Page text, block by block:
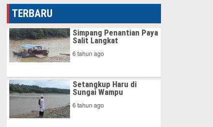
TERBARU
Simpang Penantian Paya
Salit Langkat
6 tahun ago
Setangkup Haru di
Sungai Wampu
6 tahun ago